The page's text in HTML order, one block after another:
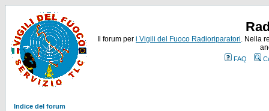
Il forum per i Vigili del Fuoco Radioriparatori. Nella
FAQ
Indice del forum